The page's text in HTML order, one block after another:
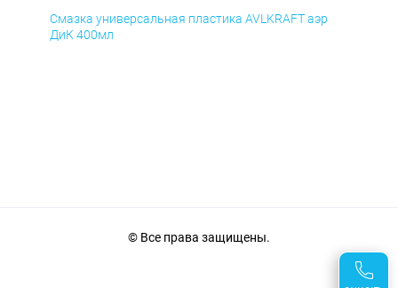
Смазка универсальная пластика AVLKRAFT аэр
ДиК 400мл
© Все права защищены.